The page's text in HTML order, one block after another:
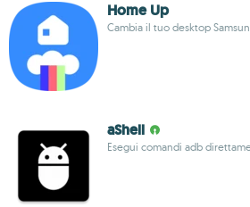
Home Up
Cambia il tuo desktop
aShell
Esegui comandi adb